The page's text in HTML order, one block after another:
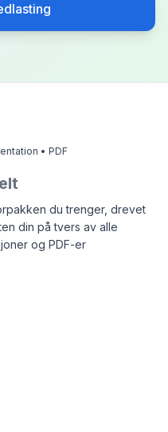
• PDF
du trenger, drevet
din på tvers av alle
og PDF-er